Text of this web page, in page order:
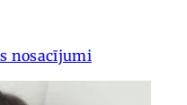
nosacījumi